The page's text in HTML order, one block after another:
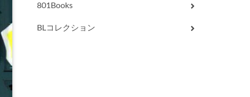
801Books
BLコレクション